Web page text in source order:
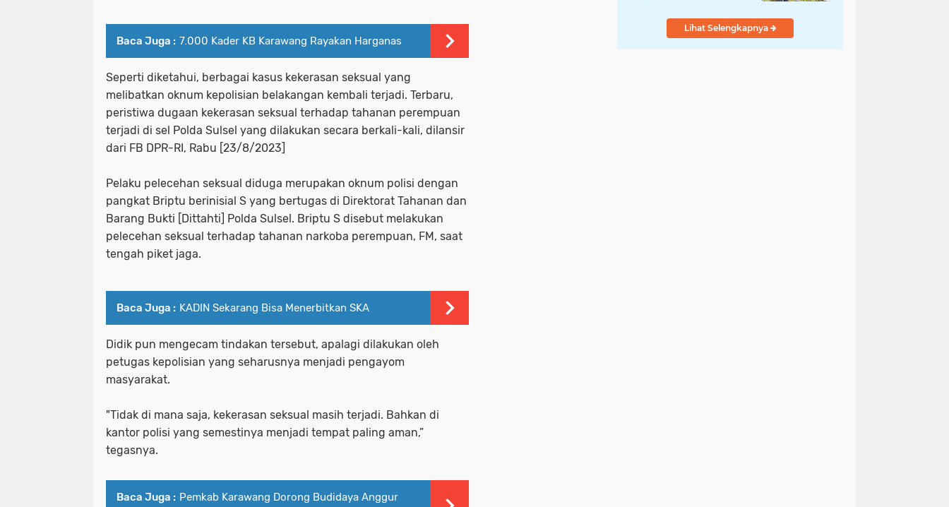
Baca Juga : 7.000 Kader KB Karawang Rayakan Harganas
Seperti diketahui, berbagai kasus kekerasan seksual yang
melibatkan oknum kepolisian belakangan kembali terjadi. Terbaru,
peristiwa dugaan kekerasan seksual terhadap tahanan perempuan
terjadi di sel Polda Sulsel yang dilakukan secara berkali-kali, dilansir
dari FB DPR-RI, Rabu [23/8/2023]
Pelaku pelecehan seksual diduga merupakan oknum polisi dengan
pangkat Briptu berinisial S yang bertugas di Direktorat Tahanan dan
Barang Bukti [Dittahti] Polda Sulsel. Briptu S disebut melakukan
pelecehan seksual terhadap tahanan narkoba perempuan, FM, saat
tengah piket jaga.
Baca Juga : KADIN Sekarang Bisa Menerbitkan SKA
Didik pun mengecam tindakan tersebut, apalagi dilakukan oleh
petugas kepolisian yang seharusnya menjadi pengayom
masyarakat.
"Tidak di mana saja, kekerasan seksual masih terjadi. Bahkan di
kantor polisi yang semestinya menjadi tempat paling aman,”
tegasnya.
Baca Juga : Pemkab Karawang Dorong Budidaya Anggur
Lihat Selengkapnya